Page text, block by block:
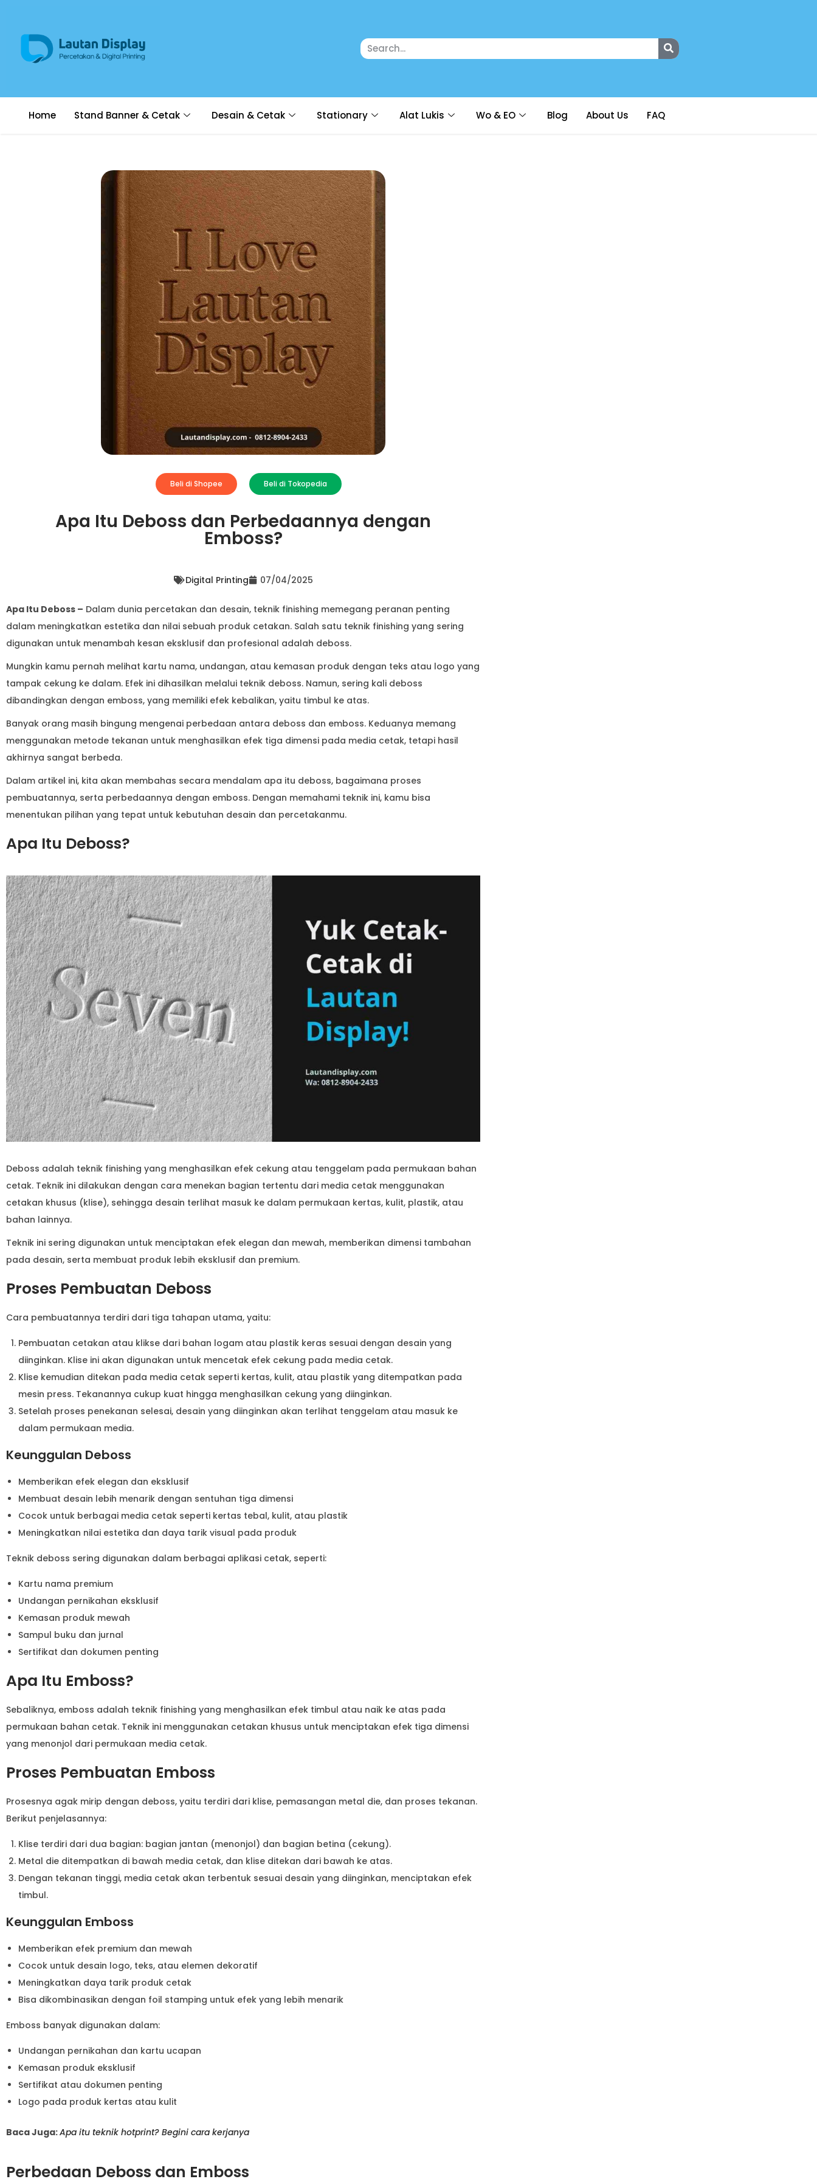
Home Stand Banner & Cetak Desain & Cetak Stationary Alat Lukis Wo & EO Blog About Us FAQ
Beli di Shopee Beli di Tokopedia
Apa Itu Deboss dan Perbedaannya dengan
Emboss?
Digital Printing 07/04/2025
Apa Itu Deboss – Dalam dunia percetakan dan desain, teknik finishing memegang peranan penting
dalam meningkatkan estetika dan nilai sebuah produk cetakan. Salah satu teknik finishing yang sering
digunakan untuk menambah kesan eksklusif dan profesional adalah deboss.
Mungkin kamu pernah melihat kartu nama, undangan, atau kemasan produk dengan teks atau logo yang
tampak cekung ke dalam. Efek ini dihasilkan melalui teknik deboss. Namun, sering kali deboss
dibandingkan dengan emboss, yang memiliki efek kebalikan, yaitu timbul ke atas.
Banyak orang masih bingung mengenai perbedaan antara deboss dan emboss. Keduanya memang
menggunakan metode tekanan untuk menghasilkan efek tiga dimensi pada media cetak, tetapi hasil
akhirnya sangat berbeda.
Dalam artikel ini, kita akan membahas secara mendalam apa itu deboss, bagaimana proses
pembuatannya, serta perbedaannya dengan emboss. Dengan memahami teknik ini, kamu bisa
menentukan pilihan yang tepat untuk kebutuhan desain dan percetakanmu.
Apa Itu Deboss?
Deboss adalah teknik finishing yang menghasilkan efek cekung atau tenggelam pada permukaan bahan
cetak. Teknik ini dilakukan dengan cara menekan bagian tertentu dari media cetak menggunakan
cetakan khusus (klise), sehingga desain terlihat masuk ke dalam permukaan kertas, kulit, plastik, atau
bahan lainnya.
Teknik ini sering digunakan untuk menciptakan efek elegan dan mewah, memberikan dimensi tambahan
pada desain, serta membuat produk lebih eksklusif dan premium.
Proses Pembuatan Deboss
Cara pembuatannya terdiri dari tiga tahapan utama, yaitu:
Pembuatan cetakan atau klikse dari bahan logam atau plastik keras sesuai dengan desain yang
diinginkan. Klise ini akan digunakan untuk mencetak efek cekung pada media cetak.
Klise kemudian ditekan pada media cetak seperti kertas, kulit, atau plastik yang ditempatkan pada
mesin press. Tekanannya cukup kuat hingga menghasilkan cekung yang diinginkan.
Setelah proses penekanan selesai, desain yang diinginkan akan terlihat tenggelam atau masuk ke
dalam permukaan media.
Keunggulan Deboss
Memberikan efek elegan dan eksklusif
Membuat desain lebih menarik dengan sentuhan tiga dimensi
Cocok untuk berbagai media cetak seperti kertas tebal, kulit, atau plastik
Meningkatkan nilai estetika dan daya tarik visual pada produk
Teknik deboss sering digunakan dalam berbagai aplikasi cetak, seperti:
Kartu nama premium
Undangan pernikahan eksklusif
Kemasan produk mewah
Sampul buku dan jurnal
Sertifikat dan dokumen penting
Apa Itu Emboss?
Sebaliknya, emboss adalah teknik finishing yang menghasilkan efek timbul atau naik ke atas pada
permukaan bahan cetak. Teknik ini menggunakan cetakan khusus untuk menciptakan efek tiga dimensi
yang menonjol dari permukaan media cetak.
Proses Pembuatan Emboss
Prosesnya agak mirip dengan deboss, yaitu terdiri dari klise, pemasangan metal die, dan proses tekanan.
Berikut penjelasannya:
Klise terdiri dari dua bagian: bagian jantan (menonjol) dan bagian betina (cekung).
Metal die ditempatkan di bawah media cetak, dan klise ditekan dari bawah ke atas.
Dengan tekanan tinggi, media cetak akan terbentuk sesuai desain yang diinginkan, menciptakan efek
timbul.
Keunggulan Emboss
Memberikan efek premium dan mewah
Cocok untuk desain logo, teks, atau elemen dekoratif
Meningkatkan daya tarik produk cetak
Bisa dikombinasikan dengan foil stamping untuk efek yang lebih menarik
Emboss banyak digunakan dalam:
Undangan pernikahan dan kartu ucapan
Kemasan produk eksklusif
Sertifikat atau dokumen penting
Logo pada produk kertas atau kulit
Baca Juga:Apa itu teknik hotprint? Begini cara kerjanya
Perbedaan Deboss dan Emboss